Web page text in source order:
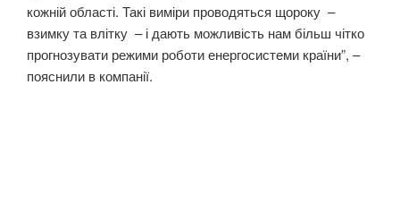
кожній області. Такі виміри проводяться щороку –
взимку та влітку – і дають можливість нам більш чітко
прогнозувати режими роботи енергосистеми країни”, –
пояснили в компанії.